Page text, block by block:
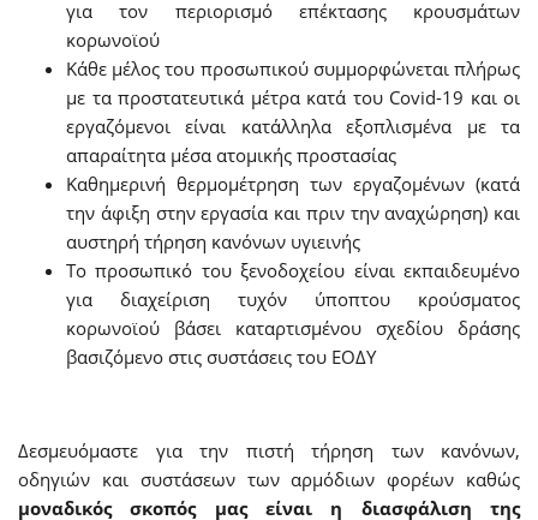
για τον περιορισμό επέκτασης κρουσμάτων
κορωνοϊού
Κάθε μέλος του προσωπικού συμμορφώνεται πλήρως
με τα προστατευτικά μέτρα κατά του Covid-19 και οι
εργαζόμενοι είναι κατάλληλα εξοπλισμένα με τα
απαραίτητα μέσα ατομικής προστασίας
Καθημερινή θερμομέτρηση των εργαζομένων (κατά
την άφιξη στην εργασία και πριν την αναχώρηση) και
αυστηρή τήρηση κανόνων υγιεινής
Το προσωπικό του ξενοδοχείου είναι εκπαιδευμένο
για διαχείριση τυχόν ύποπτου κρούσματος
κορωνοϊού βάσει καταρτισμένου σχεδίου δράσης
βασιζόμενο στις συστάσεις του ΕΟΔΥ
Δεσμευόμαστε για την πιστή τήρηση των κανόνων,
οδηγιών και συστάσεων των αρμόδιων φορέων καθώς
μοναδικός σκοπός μας είναι η διασφάλιση της